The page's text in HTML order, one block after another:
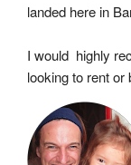
landed here in
I would  highly
looking to rent or